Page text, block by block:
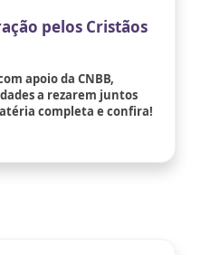
pelos Cristãos
apoio da CNBB,
a rezarem juntos
completa e confira!